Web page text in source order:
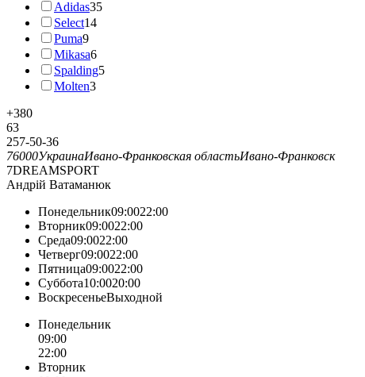
Adidas35
Select14
Puma9
Mikasa6
Spalding5
Molten3
+380
63
257-50-36
76000УкраинаИвано-Франковская областьИвано-Франковск
7DREAMSPORT
Андрій Ватаманюк
Понедельник09:0022:00
Вторник09:0022:00
Среда09:0022:00
Четверг09:0022:00
Пятница09:0022:00
Суббота10:0020:00
ВоскресеньеВыходной
Понедельник
09:00
22:00
Вторник